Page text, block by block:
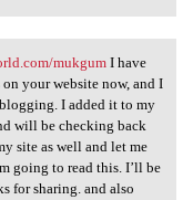
mukgumI have
your website now, and I
I added it to my
will be checking back
site as well and let me
going to read this. I’ll be
for sharing. and also